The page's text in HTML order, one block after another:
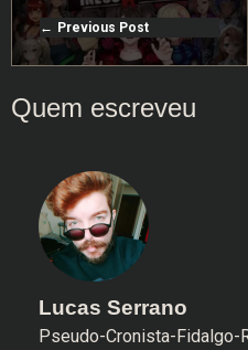
Previous Post
Lucas Serrano
Pseudo-Cronista-Fidalgo-